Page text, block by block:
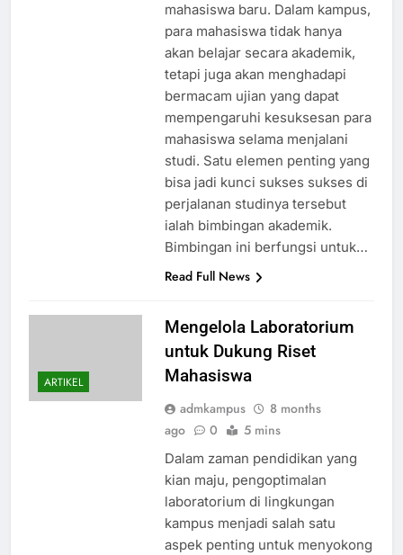
mahasiswa baru. Dalam kampus,
para mahasiswa tidak hanya
akan belajar secara akademik,
tetapi juga akan menghadapi
bermacam ujian yang dapat
mempengaruhi kesuksesan para
mahasiswa selama menjalani
studi. Satu elemen penting yang
bisa jadi kunci sukses sukses di
perjalanan studinya tersebut
ialah bimbingan akademik.
Bimbingan ini berfungsi untuk…
Read Full News
ARTIKEL
Mengelola Laboratorium
untuk Dukung Riset
Mahasiswa
admkampus
8 months
ago
0 5 mins
Dalam zaman pendidikan yang
kian maju, pengoptimalan
laboratorium di lingkungan
kampus menjadi salah satu
aspek penting untuk menyokong